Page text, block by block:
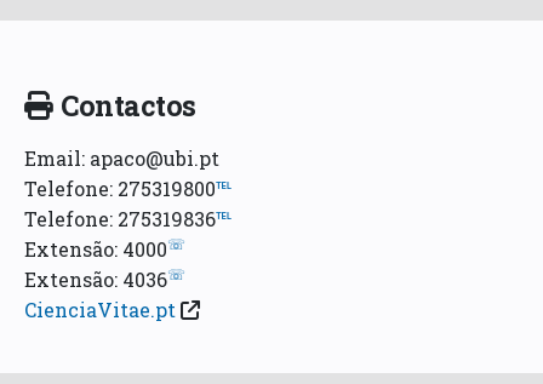
Contactos
Email: apaco@ubi.pt
Telefone: 275319800℡
Telefone: 275319836℡
Extensão: 4000☏
Extensão: 4036☏
CienciaVitae.pt